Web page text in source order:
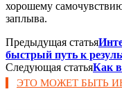
хорошему
заплыва.
Предыдущая статья
быстрый путь к
Следующая статьяКак
ЭТО МОЖЕТ БЫТЬ